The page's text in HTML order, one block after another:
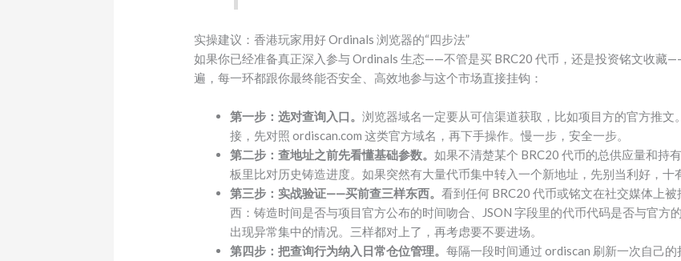
实操建议：香港玩家用好 Ordinals 浏览器的“四步法”
如果你已经准备真正深入参与 Ordinals 生态——不管是买 BRC20 代币，还是投资铭文收藏
遍，每一环都跟你最终能否安全、高效地参与这个市场直接挂钩：
第一步：选对查询入口。浏览器域名一定要从可信渠道获取，比如项目方的官方推
接，先对照 ordiscan.com 这类官方域名，再下手操作。慢一步，安全一步。
第二步：查地址之前先看懂基础参数。如果不清楚某个 BRC20 代币的总供应量和持
板里比对历史铸造进度。如果突然有大量代币集中转入一个新地址，先别当利好，十
第三步：实战验证——买前查三样东西。看到任何 BRC20 代币或铭文在社交媒体上
西：铸造时间是否与项目官方公布的时间吻合、JSON 字段里的代币代码是否与官方
出现异常集中的情况。三样都对上了，再考虑要不要进场。
第四步：把查询行为纳入日常仓位管理。每隔一段时间通过 ordiscan 刷新一次自己